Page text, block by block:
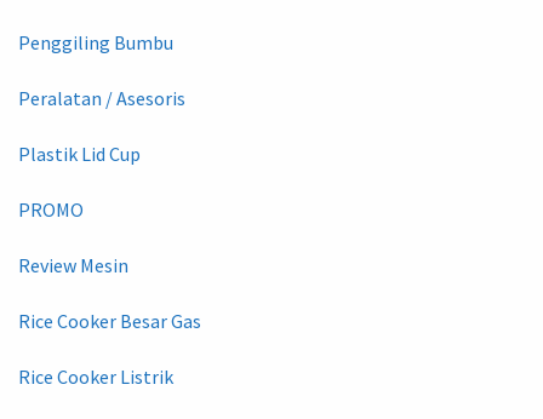
Penggiling Bumbu
Peralatan / Asesoris
Plastik Lid Cup
PROMO
Review Mesin
Rice Cooker Besar Gas
Rice Cooker Listrik